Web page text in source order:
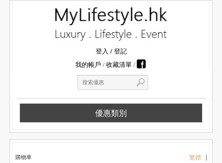
登入 /登記
我的帳戶
收藏清單
優惠類別
購物車 繁體